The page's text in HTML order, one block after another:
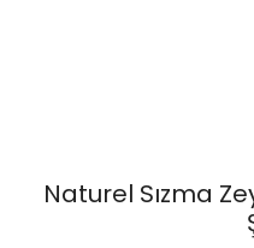
Naturel Sızma